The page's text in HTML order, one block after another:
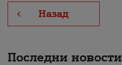
Назад
Последни новости